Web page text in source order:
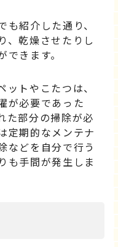
紹介した通り、
、乾燥させたりし
きます。
トやこたつは、
が必要であった
た部分の掃除が必
定期的なメンテナ
などを自分で行う
も手間が発生しま